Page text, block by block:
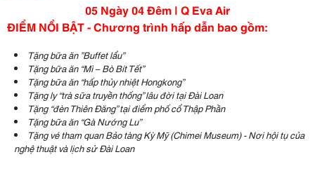
05 Ngày 04 Đêm | Q EvaAir
ĐIỂM NỔI BẬT - Chương trình hấp dẫn bao gồm:
Tặng bữa ăn ”Buffet lẩu”
Tặng bữa ăn “Mì – Bò Bít Tết”
Tặng bữa ăn “hấp thủy nhiệt Hongkong”
Tặng ly“trà sữatruyền thống”lâu đời tại Đài Loan
Tặng “đèn Thiên Đăng” tại điểm phố cổ Thập Phần
Tặng bữa ăn “Gà Nướng Lu”
Tặng vé tham quan Bảo tàng Kỳ Mỹ (Chimei Museum) - Nơi hội tụ của
nghệ thuật và lịch sử Đài Loan